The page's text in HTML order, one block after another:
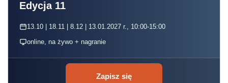
Edycja 11
13.10 | 18.11 | 8.12 | 13.01.2027 r., 10:00-15:00
online, na żywo + nagranie
Zapisz się